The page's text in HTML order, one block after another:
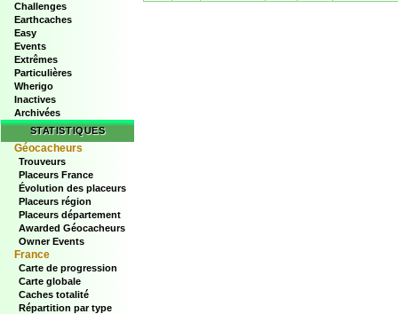
Challenges
Earthcaches
Easy
Events
Extrêmes
Particulières
Wherigo
Inactives
Archivées
STATISTIQUES
Géocacheurs
Trouveurs
Placeurs France
Évolution des placeurs
Placeurs région
Placeurs département
Awarded Géocacheurs
Owner Events
France
Carte de progression
Carte globale
Caches totalité
Répartition par type